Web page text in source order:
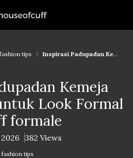
tips Inspirasi Padupadan Kemeja dan Rompi untuk Look Formal | houseofcuff formale
Kemeja
Look Formal
formale
382 Views
tips